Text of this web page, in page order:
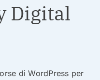
Digital
di WordPress per